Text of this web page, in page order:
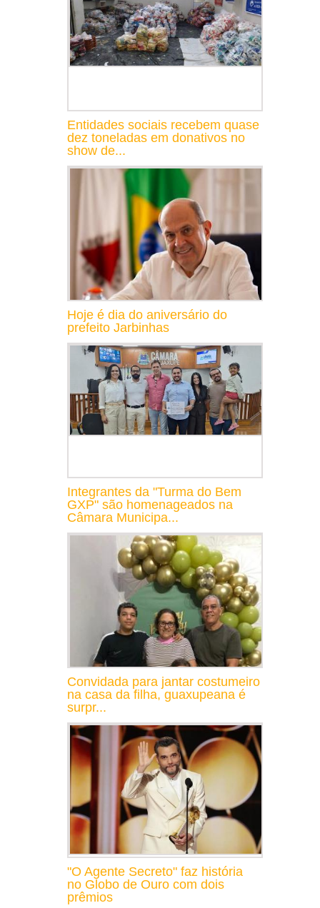
Entidades sociais recebem quase
dez toneladas em donativos no
show de...
Hoje é dia do aniversário do
prefeito Jarbinhas
Integrantes da "Turma do Bem
GXP" são homenageados na
Câmara Municipa...
Convidada para jantar costumeiro
na casa da filha, guaxupeana é
surpr...
"O Agente Secreto" faz história
no Globo de Ouro com dois
prêmios